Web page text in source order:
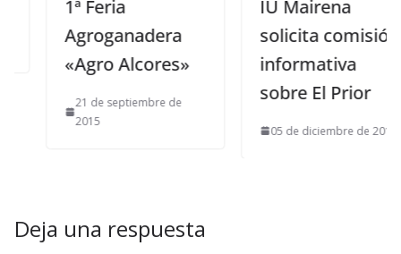
1ª Feria
Agroganadera
«Agro Alcores»
21 de septiembre de
2015
IU Mairena
solicita comisión
informativa
sobre El Prior
05 de diciembre de 2015
Deja una respuesta